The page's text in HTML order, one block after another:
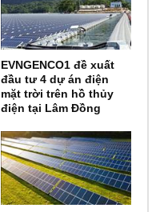
EVNGENCO1 đề xuất
đầu tư 4 dự án điện
mặt trời trên hồ thủy
điện tại Lâm Đồng